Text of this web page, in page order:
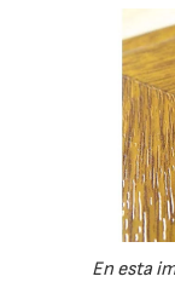
En esta